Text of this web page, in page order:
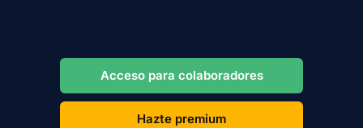
Acceso para colaboradores
Hazte premium